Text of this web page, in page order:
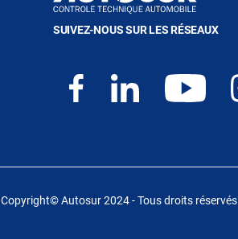
SUIVEZ-NOUS SUR LES RÉSEAUX
Copyright© Autosur 2024 - Tous droits réservés